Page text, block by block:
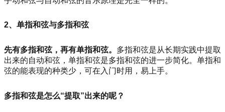
2、单指和弦与多指和弦
先有多指和弦，再有单指和弦。 多指和弦是从长期实践中提取
出来的自动和弦，单指和弦是多指和弦的进一步简化。单指和
弦的能表现的种类少，可在入门时用，易上手。
多指和弦是怎么“提取”出来的呢？